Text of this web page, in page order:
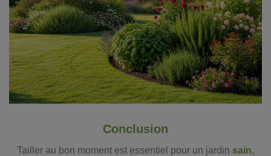
Conclusion
Tailler au bon moment est essentiel pour un jardin sain,